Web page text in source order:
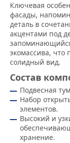
Ключевая
фасады,
деталь в
акцентами под
экомассива, что
солидный вид.
Состав
Подвесная
Набор
элементов.
Высокий и
хранение.